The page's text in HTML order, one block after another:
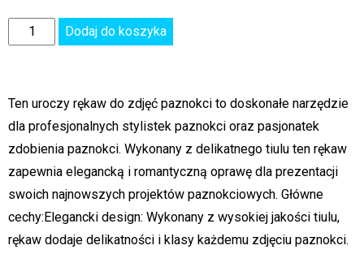
Dodaj do koszyka
Ten uroczy rękaw do zdjęć paznokci to doskonałe narzędzie
dla profesjonalnych stylistek paznokci oraz pasjonatek
zdobienia paznokci. Wykonany z delikatnego tiulu ten rękaw
zapewnia elegancką i romantyczną oprawę dla prezentacji
swoich najnowszych projektów paznokciowych. Główne
cechy:Elegancki design: Wykonany z wysokiej jakości tiulu,
rękaw dodaje delikatności i klasy każdemu zdjęciu paznokci.